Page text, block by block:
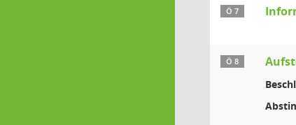
Ö 7
Ö 8